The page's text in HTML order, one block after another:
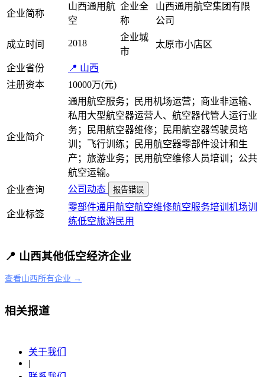
企业简称
山西通用航
空
企业全
称
山西通用航空集团有限
公司
成立时间 2018
企业城
市
太原市小店区
企业省份
📍 山西
注册资本
10000万(元)
企业简介
通用航空服务；民用机场运营；商业非运输、
私用大型航空器运营人、航空器代管人运行业
务；民用航空器维修；民用航空器驾驶员培
训；飞行训练；民用航空器零部件设计和生
产；旅游业务；民用航空维修人员培训；公共
航空运输。
企业查询
公司动态 报告错误
企业标签
零部件通用航空航空维修航空服务培训 机场训
练低空旅游民用
📍 山西其他低空经济企业
查看山西所有企业 →
相关报道
关于我们
|